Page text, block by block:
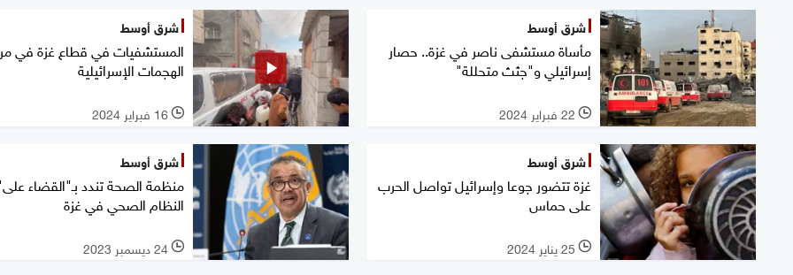
شرق أوسط
مأساة مستشفى ناصر في غزة.. حصار
إسرائيلي و"جثث متحللة"
l 22 فبراير 2024
شرق أوسط
المستشفيات في قطاع غزة في
الهجمات الإسرائيلية
l 16 فبراير 2024
شرق أوسط
غزة تتضور جوعا وإسرائيل تواصل الحرب
على حماس
l 25 يناير 2024
شرق أوسط
منظمة الصحة تندد بـ"القضاء
النظام الصحي في غزة
l 24 ديسمبر 2023